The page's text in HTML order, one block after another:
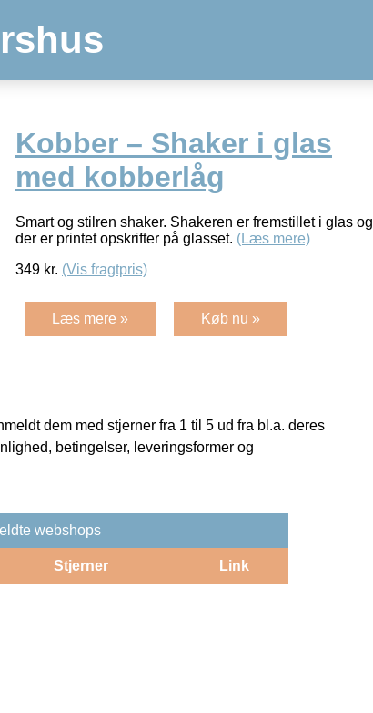
Kobber – Shaker i glas
med kobberlåg
Smart og stilren shaker. Shakeren er fremstillet i glas og
der er printet opskrifter på glasset. (Læs mere)
349 kr. (Vis fragtpris)
Læs mere » Køb nu »
dem med stjerner fra 1 til 5 ud fra bl.a. deres
betingelser, leveringsformer og
webshops
Stjerner Link